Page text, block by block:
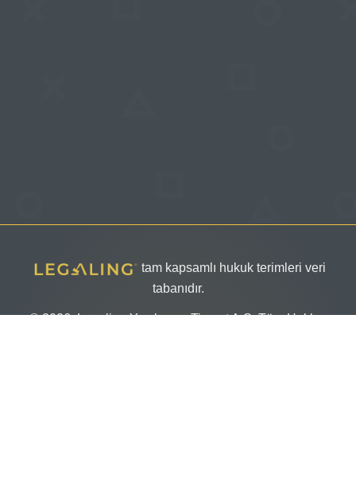
tam kapsamlı hukuk terimleri veri
tabanıdır.
© 2026, Legaling Yazılım ve Ticaret A.Ş. Tüm Hakları